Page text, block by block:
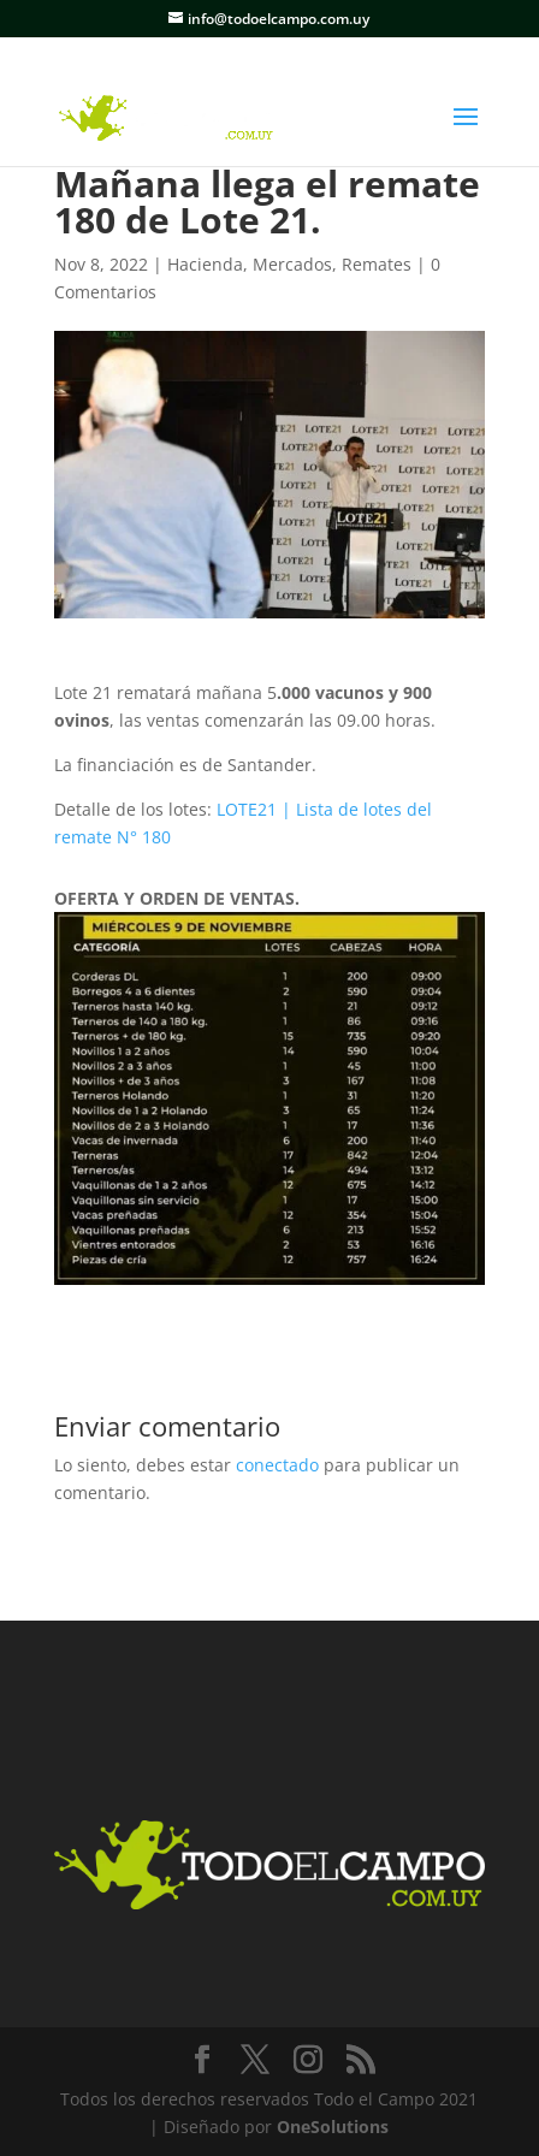
info@todoelcampo.com.uy
Mañana llega el remate
180 de Lote 21.
Nov 8, 2022| Hacienda, Mercados, Remates | 0
Comentarios
Lote 21 rematará mañana 5.000 vacunos y 900
ovinos, las ventas comenzarán las 09.00 horas.
La financiación es de Santander.
Detalle de los lotes: LOTE21 | Lista de lotes del
remate N° 180
OFERTA Y ORDEN DE VENTAS.
Enviar comentario
Lo siento, debes estar conectadopara publicar un
comentario.
Todos los derechos reservados Todo el Campo 2021
| Diseñado por OneSolutions
Facebook